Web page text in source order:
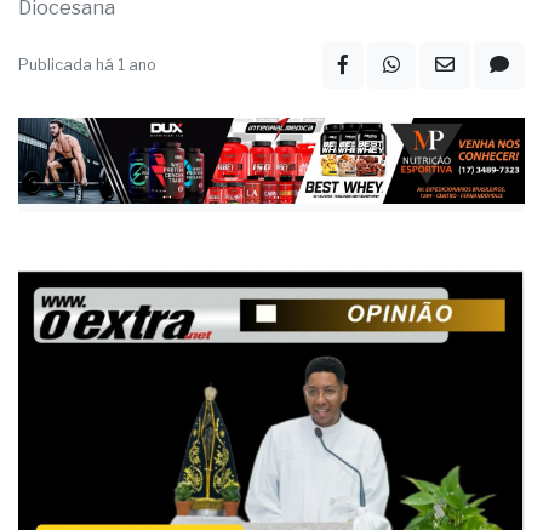
Por: Padre Jean Ferreira - vice-presidente da Cáritas